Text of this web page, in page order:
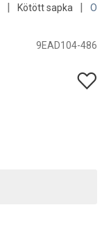
| Kötött sapka |
9EAD104-486